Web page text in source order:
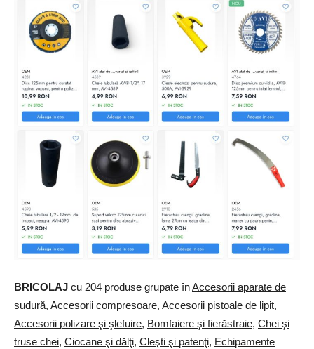
BRICOLAJ cu 204 produse grupate înAccesorii aparate de
sudură, Accesorii compresoare, Accesorii pistoale de lipit,
Accesorii polizare şi şlefuire, Bomfaiere şi fierăstraie, Chei şi
truse chei, Ciocane şi dălţi, Cleşti şi patenţi, Echipamente